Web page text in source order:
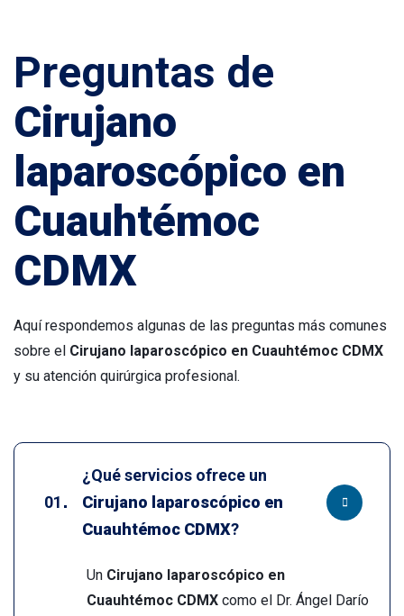
Preguntas de
Cirujano
laparoscópico en
Cuauhtémoc
CDMX
Aquí respondemos algunas de las preguntas más comunes
sobre el Cirujano laparoscópico en Cuauhtémoc CDMX
y su atención quirúrgica profesional.
¿Qué servicios ofrece un
Cirujano laparoscópico en
Cuauhtémoc CDMX?
Un Cirujano laparoscópico en
Cuauhtémoc CDMX como el Dr. Ángel Darío